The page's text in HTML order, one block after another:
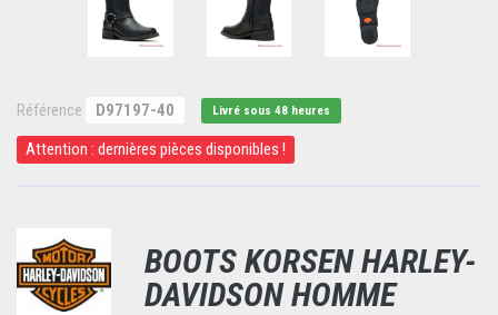
Référence D97197-40 Livré sous 48 heures
Attention : dernières pièces disponibles !
BOOTS KORSEN HARLEY-
DAVIDSON HOMME